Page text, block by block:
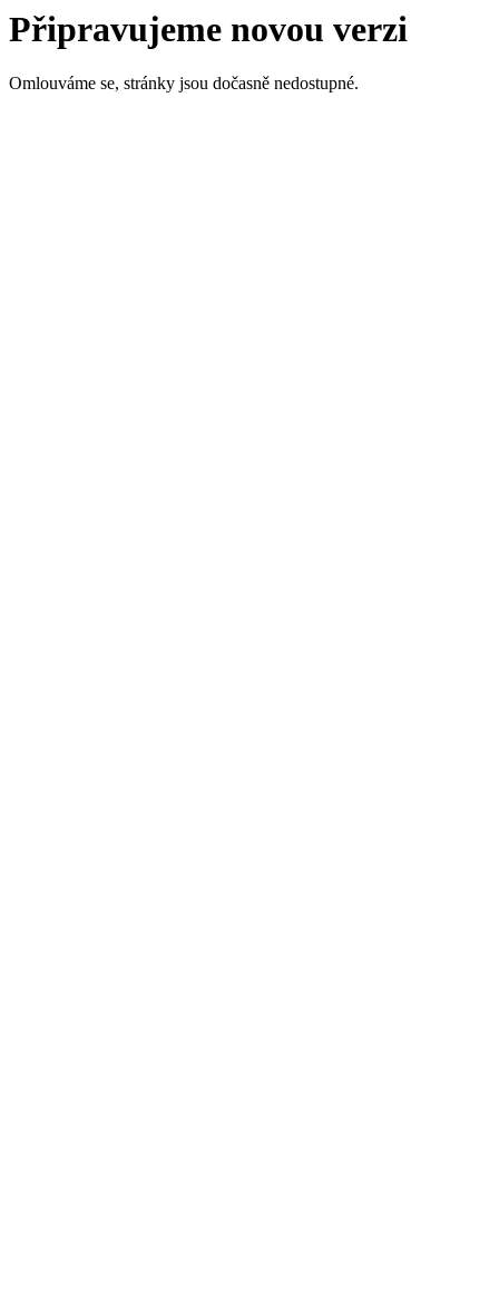
Připravujeme novou verzi
Omlouváme se, stránky jsou dočasně nedostupné.